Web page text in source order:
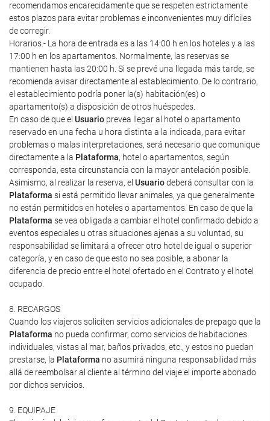
recomendamos encarecidamente que se respeten estrictamente
estos plazos para evitar problemas e inconvenientes muy difíciles
de corregir.
Horarios.- La hora de entrada es a las 14:00 h en los hoteles y a las
17:00 h en los apartamentos. Normalmente, las reservas se
mantienen hasta las 20:00 h. Si se prevé una llegada más tarde, se
recomienda avisar directamente al establecimiento. De lo contrario,
el establecimiento podría poner la(s) habitación(es) o
apartamento(s) a disposición de otros huéspedes.
En caso de que el Usuario prevea llegar al hotel o apartamento
reservado en una fecha u hora distinta a la indicada, para evitar
problemas o malas interpretaciones, será necesario que comunique
directamente a la Plataforma, hotel o apartamentos, según
corresponda, esta circunstancia con la mayor antelación posible.
Asimismo, al realizar la reserva, el Usuariodeberá consultar con la
Plataforma si está permitido llevar animales, ya que generalmente
no están permitidos en hoteles o apartamentos. En caso de que la
Plataforma se vea obligada a cambiar el hotel confirmado debido a
eventos especiales u otras situaciones ajenas a su voluntad, su
responsabilidad se limitará a ofrecer otro hotel de igual o superior
categoría, y en caso de que esto no sea posible, a abonar la
diferencia de precio entre el hotel ofertado en el Contrato y el hotel
ocupado.
8. RECARGOS
Cuando los viajeros soliciten servicios adicionales de prepago que la
Plataforma no pueda confirmar, como servicios de habitaciones
individuales, vistas al mar, baños privados, etc., y estos no puedan
prestarse, la Plataforma no asumirá ninguna responsabilidad más
allá de reembolsar al cliente al término del viaje el importe abonado
por dichos servicios.
9. EQUIPAJE